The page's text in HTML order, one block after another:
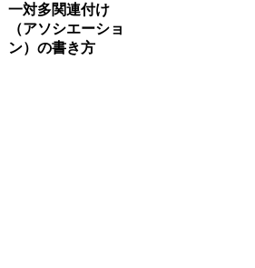
一対多関連付け
（アソシエーショ
ン）の書き方